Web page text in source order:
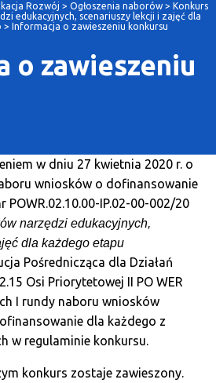
Rozwój > Ogłoszenia naborów > Konkurs
edukacyjnych, scenariuszy lekcji i zajęć dla
> Informacja o zawieszeniu konkursu
o zawieszeniu
w dniu 27 kwietnia 2020 r. o
wniosków o dofinansowanie
POWR.02.10.00-IP.02-00-002/20
narzędzi edukacyjnych,
dla każdego etapu
Pośrednicząca dla Działań
Osi Priorytetowej II PO WER
I rundy naboru wniosków
dla każdego z
w regulaminie konkursu.
konkurs zostaje zawieszony.